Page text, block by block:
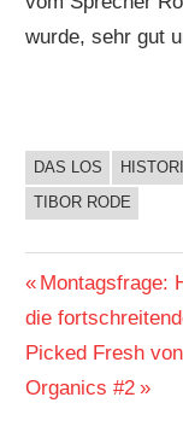
wurde, sehr gut
BUCHIGES
DAS LOS
TIBOR RODE
Vorheriger
Beitrag:
Montagsfrage:
die
Nächster
Beitrag:
Picked Fresh
Organics #2